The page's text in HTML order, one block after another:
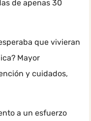
de apenas 30
que vivieran
Mayor
y cuidados,
a un esfuerzo